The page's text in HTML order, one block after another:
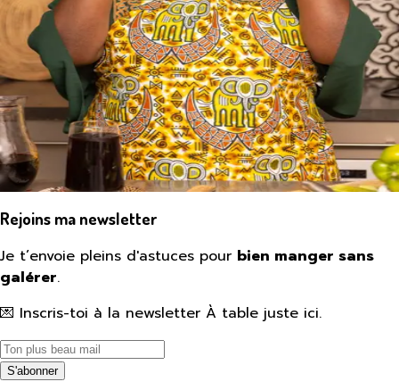
Rejoins ma newsletter
Je t’envoie pleins d'astuces pour bien manger sans
galérer.
💌 Inscris-toi à la newsletter À table juste ici.
S'abonner